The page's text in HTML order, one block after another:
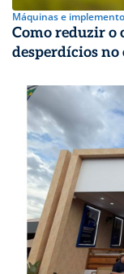
Máquinas e
Como reduzir o
desperdícios no